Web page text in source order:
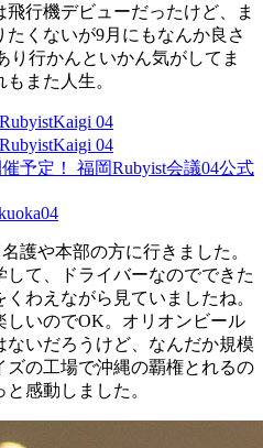
行機デビューだったけど、ま
くないが9月にもなんか良さ
り行かんといかん気がしてま
また人生。
04
04
催予定！ 福岡Rubyist会議04公式
護や本部の方に行きました。
て、ドライバーなのでできた
わえながら見ていましたね。
いのでOK。オリオンビール
いだろうけど、なんだか規模
の工場で沖縄の覇権とれるの
感動しました。